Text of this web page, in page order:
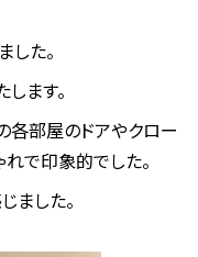
した。
ます。
各部屋のドアやクロー
で印象的でした。
ました。